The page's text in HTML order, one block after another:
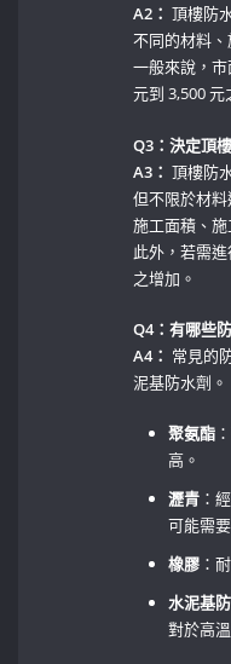
A2： 頂樓防
不同的材料
一般來說，
元到‌ 3,500 元
Q3：決定頂
A3： 頂樓防
但不限於材料
施工面積、
此外，若需
之增加。
Q4：有哪些
A4： 常見的
泥基防水劑。
聚氨酯
高。 ⁤
瀝青 ：
可能需
橡膠 ：
水泥基
對於高